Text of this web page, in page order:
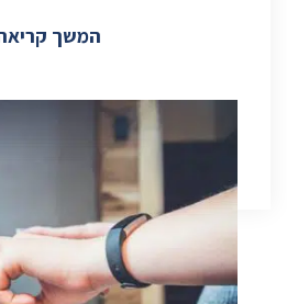
המשך